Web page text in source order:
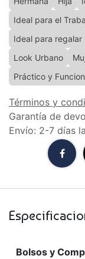
Ideal para el
Ideal para regalar
Look Urbano
Práctico y
Términos y
Garantía de
Envío: 2-7 días
Bolsos y